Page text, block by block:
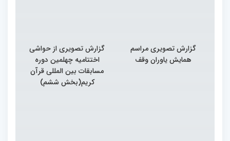
گزارش تصویری مراسم
همایش یاوران وقف
گزارش تصویری از حواشی
اختتامیه چهلمین دوره
مسابقات بین المللی قرآن
کریم(بخش ششم)